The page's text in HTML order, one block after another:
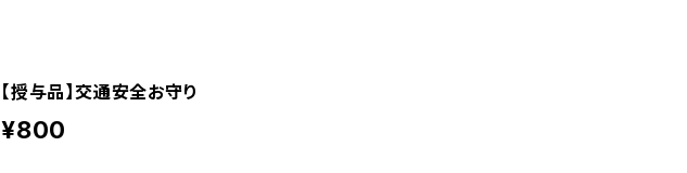
【授与品】交通安全お守り
¥800